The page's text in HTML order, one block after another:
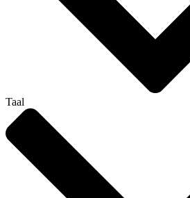
Taal